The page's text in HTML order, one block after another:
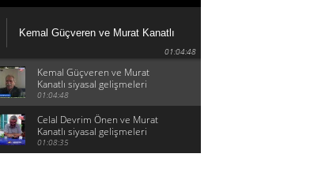
Kemal Güçveren ve Murat Kanatlı
01:04:48
Kemal Güçveren ve Murat
Kanatlı siyasal gelişmeleri
konuşuyor
01:04:48
Celal Devrim Önen ve Murat
Kanatlı siyasal gelişmeleri
konuşuyor
01:08:35